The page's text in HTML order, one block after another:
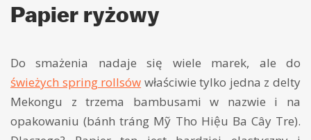
Papier ryżowy
Do smażenia nadaje się wiele marek, ale do
świeżych spring rollsów właściwie tylko jedna z delty
Mekongu z trzema bambusami w nazwie i na
opakowaniu (bánh tráng Mỹ Tho Hiệu Ba Cây Tre).